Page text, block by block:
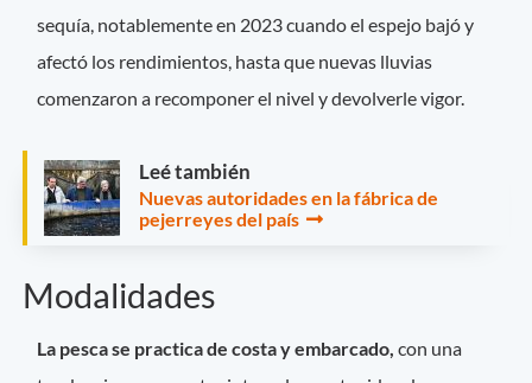
sequía, notablemente en 2023 cuando el espejo bajó y
afectó los rendimientos, hasta que nuevas lluvias
comenzaron a recomponer el nivel y devolverle vigor.
Leé también
Nuevas autoridades en la fábrica de
pejerreyes del país
Modalidades
La pesca se practica de costa y embarcado,con una